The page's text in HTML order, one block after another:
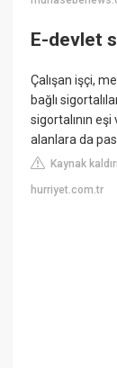
E-devlet
Çalışan işçi,
bağlı
sigortalının
alanlara da
Kaynak
hurriyet.com.tr